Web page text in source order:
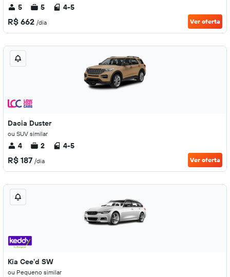
5 5 4-5
R$ 662 /dia Ver oferta
Dacia Duster
ou SUV similar
4 2 4-5
R$ 187 /dia Ver oferta
Kia Cee'd SW
ou Pequeno similar